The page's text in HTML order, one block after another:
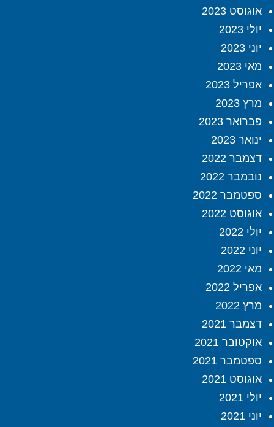
אוגוסט 2023
יולי 2023
יוני 2023
מאי 2023
אפריל 2023
מרץ 2023
פברואר 2023
ינואר 2023
דצמבר 2022
נובמבר 2022
ספטמבר 2022
אוגוסט 2022
יולי 2022
יוני 2022
מאי 2022
אפריל 2022
מרץ 2022
דצמבר 2021
אוקטובר 2021
ספטמבר 2021
אוגוסט 2021
יולי 2021
יוני 2021